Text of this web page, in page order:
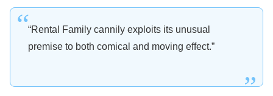
“Rental Family cannily exploits its unusual
premise to both comical and moving effect.”